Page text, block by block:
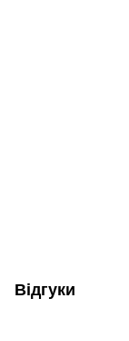
Відгуки